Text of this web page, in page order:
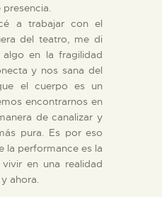
a trabajar con el
del teatro, me di
en la fragilidad
y nos sana del
el cuerpo es un
encontrarnos en
de canalizar y
pura. Es por eso
la performance es la
en una realidad
ahora.